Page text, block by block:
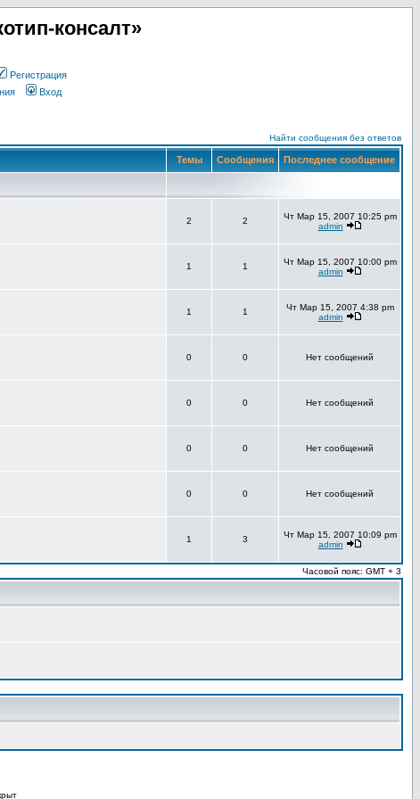
консалт»
Регистрация
Вход
Найти сообщения без ответов
Темы Сообщения Последнее сообщение
2 2
Чт Мар 15, 2007 10:25 pm
admin
1 1
Чт Мар 15, 2007 10:00 pm
admin
1 1
Чт Мар 15, 2007 4:38 pm
admin
0 0 Нет сообщений
0 0 Нет сообщений
0 0 Нет сообщений
0 0 Нет сообщений
1 3
Чт Мар 15, 2007 10:09 pm
admin
Часовой пояс: GMT + 3